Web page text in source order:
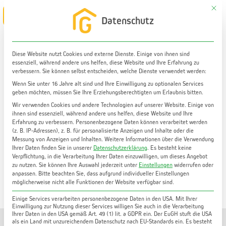
Zum
Inhalt
Grundstück kaufen
5000 m² Baugrundstück mit hoher Baudichte inkl.
versetzbarem Firmengebäude im Berndorfer
Industriegebiet zu verkaufen | ca. 35min von Graz
entfernt!
Mit
Datenschutz
Diese Website nutzt Cookies und externe Dienste. Einige von ihnen sind
essenziell, während andere uns helfen, diese Website und Ihre Erfahrung zu
verbessern. Sie können selbst entscheiden, welche Dienste verwendet werden:
Wenn Sie unter 16 Jahre alt sind und Ihre Einwilligung zu optionalen Services
geben möchten, müssen Sie Ihre Erziehungsberechtigten um Erlaubnis bitten.
Wir verwenden Cookies und andere Technologien auf unserer Website. Einige von
ihnen sind essenziell, während andere uns helfen, diese Website und Ihre
Erfahrung zu verbessern. Personenbezogene Daten können verarbeitet werden
(z. B. IP-Adressen), z. B. für personalisierte Anzeigen und Inhalte oder die
Messung von Anzeigen und Inhalten. Weitere Informationen über die Verwendung
Ihrer Daten finden Sie in unserer Datenschutzerklärung. Es besteht keine
Verpflichtung, in die Verarbeitung Ihrer Daten einzuwilligen, um dieses Angebot
zu nutzen. Sie können Ihre Auswahl jederzeit unter Einstellungen widerrufen oder
anpassen. Bitte beachten Sie, dass aufgrund individueller Einstellungen
möglicherweise nicht alle Funktionen der Website verfügbar sind.
Einige Services verarbeiten personenbezogene Daten in den USA. Mit Ihrer
Einwilligung zur Nutzung dieser Services willigen Sie auch in die Verarbeitung
Ihrer Daten in den USA gemäß Art. 49 (1) lit. a GDPR ein. Der EuGH stuft die USA
als ein Land mit unzureichendem Datenschutz nach EU-Standards ein. Es besteht